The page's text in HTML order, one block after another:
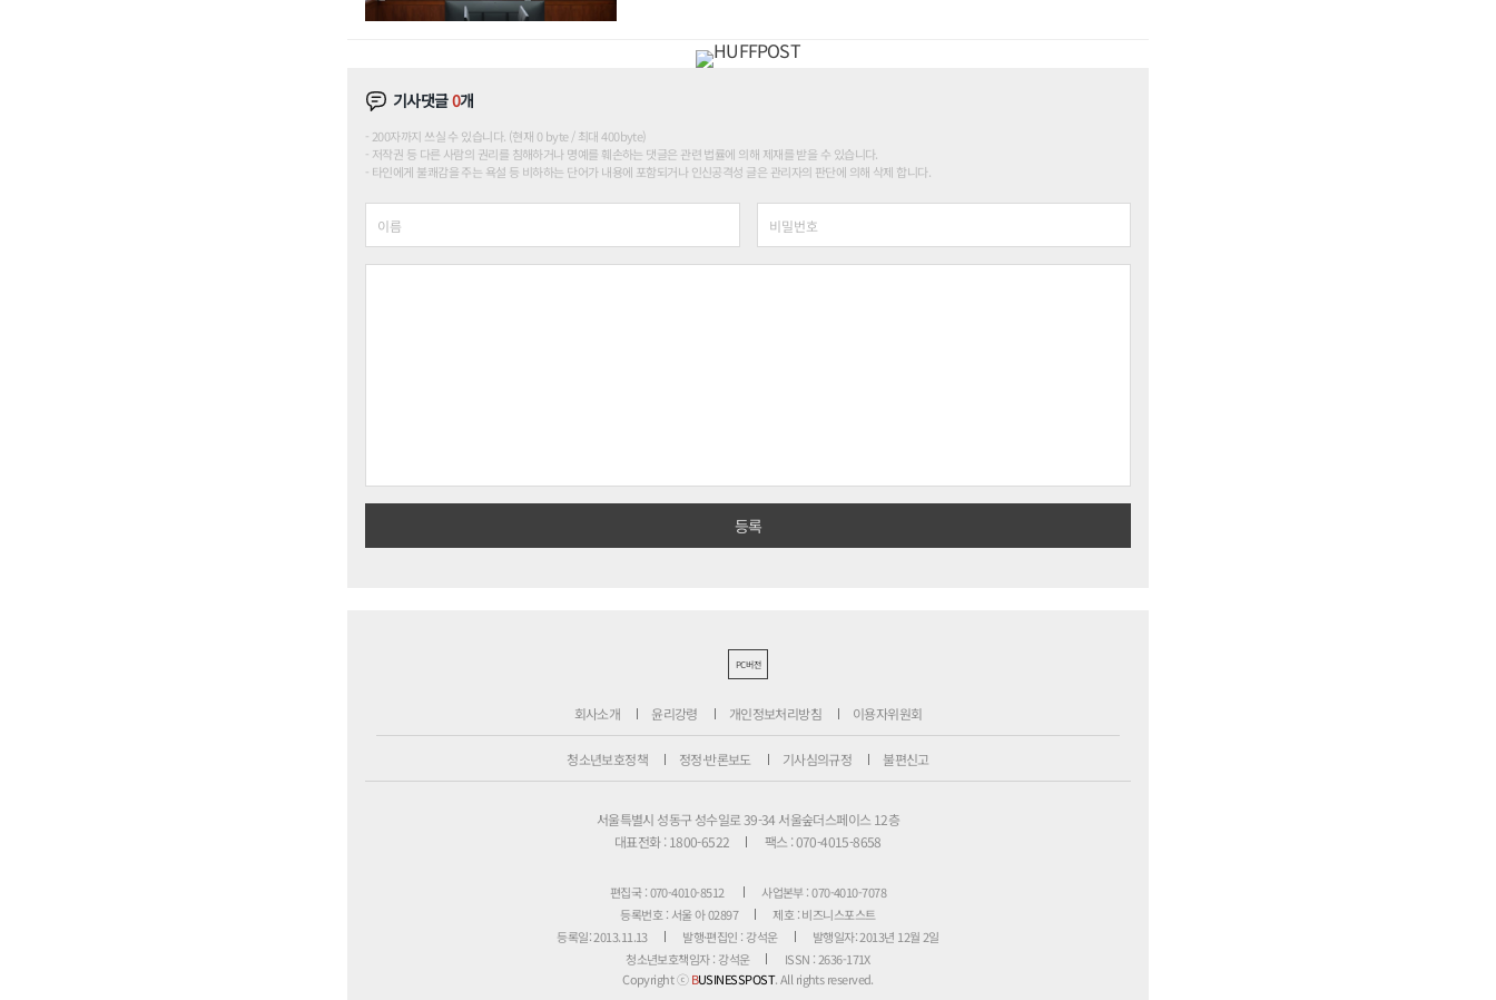
기사댓글0개
200자까지 쓰실 수 있습니다. (현재 0 byte / 최대 400byte)
저작권 등 다른 사람의 권리를 침해하거나 명예를 훼손하는 댓글은 관련 법률에 의해 제재를 받을 수 있습니다.
타인에게 불쾌감을 주는 욕설 등 비하하는 단어가 내용에 포함되거나 인신공격성 글은 관리자의 판단에 의해 삭제 합니다.
PC버전
회사소개 윤리강령 개인정보처리방침 이용자위원회
청소년보호정책 정정·반론보도 기사심의규정 불편신고
서울특별시 성동구 성수일로 39-34 서울숲더스페이스 12층
대표전화 : 1800-6522
팩스 : 070-4015-8658
편집국 : 070-4010-8512
사업본부 : 070-4010-7078
등록번호 : 서울 아 02897
제호 : 비즈니스포스트
등록일: 2013.11.13
발행·편집인 : 강석운
발행일자: 2013년 12월 2일
청소년보호책임자 : 강석운
ISSN : 2636-171X
Copyright ⓒBUSINESSPOST. All rights reserved.